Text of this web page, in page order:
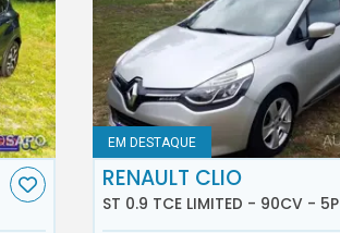
EM DESTAQUE
RENAULT CLIO
ST 0.9 TCE LIMITED - 90CV - 5P